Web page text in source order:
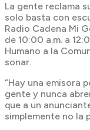
La gente reclama
solo basta con
Radio Cadena Mi
de 10:00 a.m. a
Humano a la
sonar.
“Hay una emisora
gente y nunca
que a un
simplemente no la